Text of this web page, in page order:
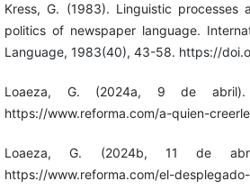
Kress, G. (1983). Linguistic processes
politics of newspaper language.
Language, 1983(40), 43-58. https://
Loaeza, G. (2024a, 9 de abril).
https://www.reforma.com/a-quien-
Loaeza, G. (2024b, 11 de
https://www.reforma.com/el-